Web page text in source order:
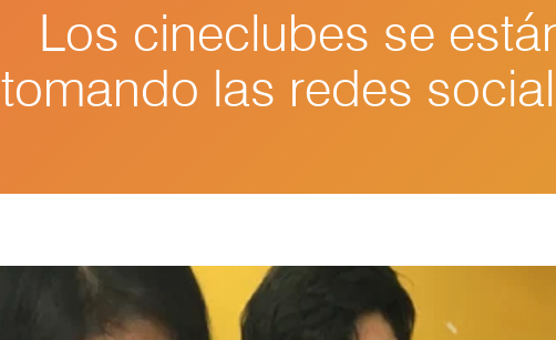
Los cineclubes se
tomando las redes